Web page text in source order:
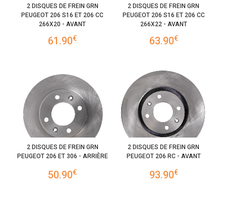
2 DISQUES DE FREIN GRN
PEUGEOT 206 S16 ET 206 CC
266X20 - AVANT
61.90€
2 DISQUES DE FREIN GRN
PEUGEOT 206 S16 ET 206 CC
266X22 - AVANT
63.90€
2 DISQUES DE FREIN GRN
PEUGEOT 206 ET 306 - ARRIÈRE
50.90€
2 DISQUES DE FREIN GRN
PEUGEOT 206 RC - AVANT
93.90€